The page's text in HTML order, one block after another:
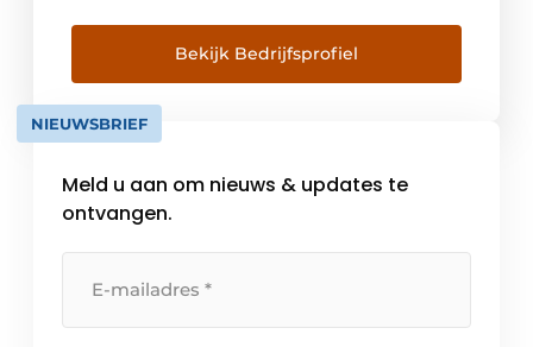
ons team en ons programma fors uitgebreid.
Onze filosofie hebben wij in al die jaren niet
veranderd: wij leveren alleen top producten
en vinden […]
Bekijk Bedrijfsprofiel
NIEUWSBRIEF
Meld u aan om nieuws & updates te
ontvangen.